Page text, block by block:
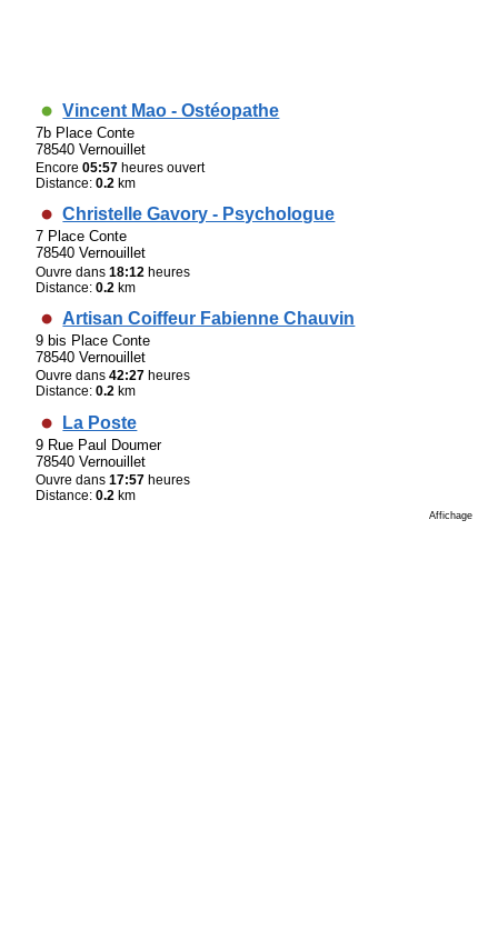
Vincent Mao - Ostéopathe
7b Place Conte
78540 Vernouillet
Encore05:57 heures ouvert
Distance:0.2 km
Christelle Gavory - Psychologue
7 Place Conte
78540 Vernouillet
Ouvre dans18:12 heures
Distance:0.2 km
Artisan Coiffeur Fabienne Chauvin
9 bis Place Conte
78540 Vernouillet
Ouvre dans42:27 heures
Distance:0.2 km
La Poste
9 Rue Paul Doumer
78540 Vernouillet
Ouvre dans17:57 heures
Distance:0.2 km
Affichage